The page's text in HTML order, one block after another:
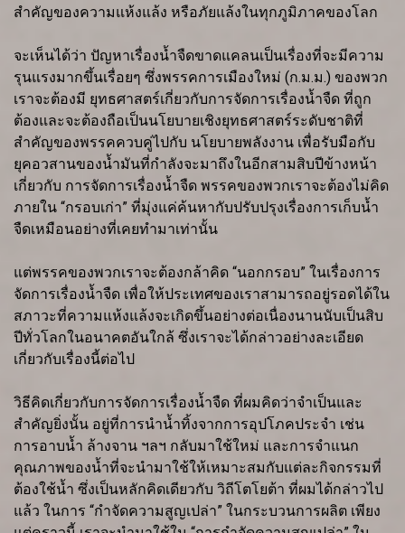
สำคัญของความแห้งแล้ง หรือภัยแล้งในทุกภูมิภาคของโลก
จะเห็นได้ว่า ปัญหาเรื่องน้ำจืดขาดแคลนเป็นเรื่องที่จะมีความ
รุนแรงมากขึ้นเรื่อยๆ ซึ่งพรรคการเมืองใหม่ (ก.ม.ม.) ของพวก
เราจะต้องมี ยุทธศาสตร์เกี่ยวกับการจัดการเรื่องน้ำจืด ที่ถูก
ต้องและจะต้องถือเป็นนโยบายเชิงยุทธศาสตร์ระดับชาติที่
สำคัญของพรรคควบคู่ไปกับ นโยบายพลังงาน เพื่อรับมือกับ
ยุคอวสานของน้ำมันที่กำลังจะมาถึงในอีกสามสิบปีข้างหน้า
เกี่ยวกับ การจัดการเรื่องน้ำจืด พรรคของพวกเราจะต้องไม่คิด
ภายใน “กรอบเก่า” ที่มุ่งแค่ค้นหากับปรับปรุงเรื่องการเก็บน้ำ
จืดเหมือนอย่างที่เคยทำมาเท่านั้น
แต่พรรคของพวกเราจะต้องกล้าคิด “นอกกรอบ” ในเรื่องการ
จัดการเรื่องน้ำจืด เพื่อให้ประเทศของเราสามารถอยู่รอดได้ใน
สภาวะที่ความแห้งแล้งจะเกิดขึ้นอย่างต่อเนื่องนานนับเป็นสิบ
ปีทั่วโลกในอนาคตอันใกล้ ซึ่งเราจะได้กล่าวอย่างละเอียด
เกี่ยวกับเรื่องนี้ต่อไป
วิธีคิดเกี่ยวกับการจัดการเรื่องน้ำจืด ที่ผมคิดว่าจำเป็นและ
สำคัญยิ่งนั้น อยู่ที่การนำน้ำทิ้งจากการอุปโภคประจำ เช่น
การอาบน้ำ ล้างจาน ฯลฯ กลับมาใช้ใหม่ และการจำแนก
คุณภาพของน้ำที่จะนำมาใช้ให้เหมาะสมกับแต่ละกิจกรรมที่
ต้องใช้น้ำ ซึ่งเป็นหลักคิดเดียวกับ วิถีโตโยต้า ที่ผมได้กล่าวไป
แล้ว ในการ “กำจัดความสูญเปล่า” ในกระบวนการผลิต เพียง